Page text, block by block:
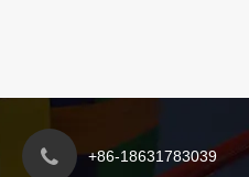
+86-18631783039